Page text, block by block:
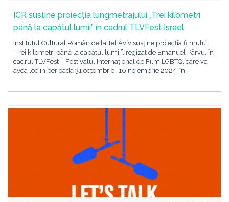
ICR susține proiecția lungmetrajului „Trei kilometri
până la capătul lumii” în cadrul TLVFest Israel
Institutul Cultural Român de la Tel Aviv susține proiecția filmului
„Trei kilometri până la capătul lumii”, regizat de Emanuel Pârvu, în
cadrul TLVFest – Festivalul Internațional de Film LGBTQ, care va
avea loc în perioada 31 octombrie -10 noiembrie 2024, în